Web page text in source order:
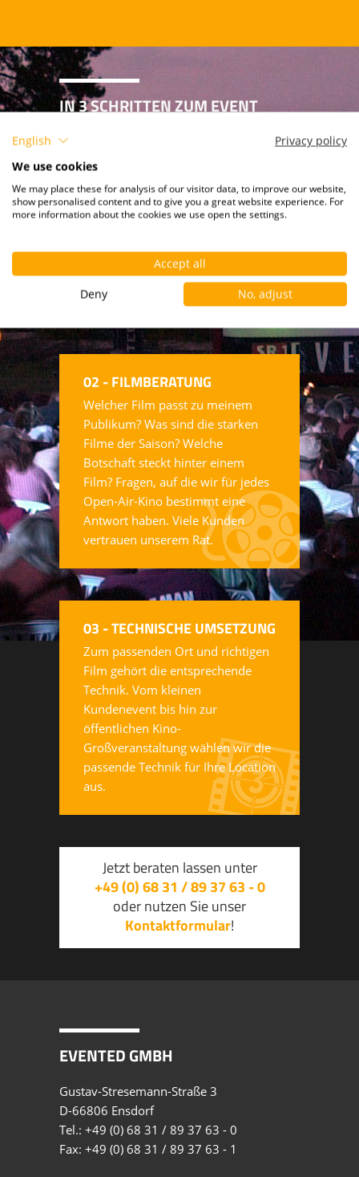
IN 3 SCHRITTEN ZUM EVENT
01 - KONZEPTION
Unzählige Veranstaltungen haben
uns den Blick auf das Wesentliche
gesamter Erfahrungsschatz in die
Konzeption einer Kino-Open-Air
Veranstaltung mit ein.
02 - FILMBERATUNG
Welcher Film passt zu meinem
Publikum? Was sind die starken
Filme der Saison? Welche
Botschaft steckt hinter einem
Film? Fragen, auf die wir für jedes
Open-Air-Kino bestimmt eine
Antwort haben. Viele Kunden
vertrauen unserem Rat.
03 - TECHNISCHE UMSETZUNG
Zum passenden Ort und richtigen
Film gehört die entsprechende
Technik. Vom kleinen
Kundenevent bis hin zur
öffentlichen Kino-
Großveranstaltung wählen wir die
passende Technik für Ihre Location
aus.
Jetzt beraten lassen unter
+49 (0) 68 31 / 89 37 63 - 0
oder nutzen Sie unser
Kontaktformular!
EVENTED GMBH
Gustav-Stresemann-Straße 3
D-66806 Ensdorf
Tel.: +49 (0) 68 31 / 89 37 63 - 0
Fax: +49 (0) 68 31 / 89 37 63 - 1
English
Privacy policy
We use cookies
We may place these for analysis of our visitor data, to improve our website,
show personalised content and to give you a great website experience. For
more information about the cookies we use open the settings.
Accept all
Deny
No, adjust